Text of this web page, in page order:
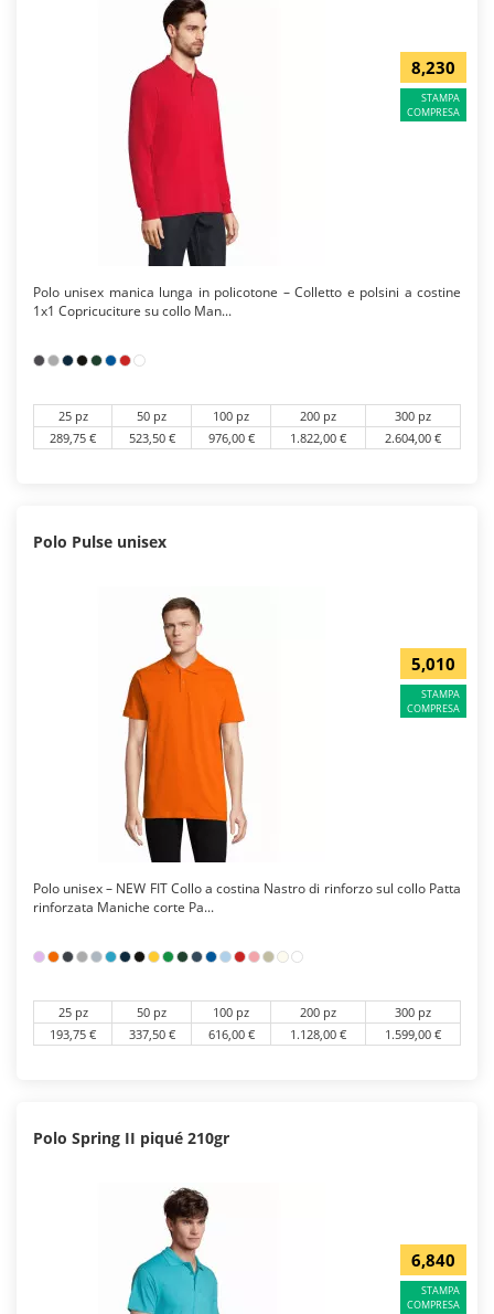
8,230
STAMPA
COMPRESA
Polo unisex manica lunga in policotone – Colletto e polsini a costine
1x1 Copricuciture su collo Man...
25 pz 50 pz 100 pz 200 pz
300 pz
289,75 €
523,50 € 976,00 € 1.822,00 € 2.604,00 €
Polo Pulse unisex
5,010
STAMPA
COMPRESA
Polo unisex – NEW FIT Collo a costina Nastro di rinforzo sul collo Patta
rinforzata Maniche corte Pa...
25 pz 50 pz 100 pz 200 pz
300 pz
193,75 €
337,50 € 616,00 € 1.128,00 € 1.599,00 €
Polo Spring II piqué 210gr
6,840
STAMPA
COMPRESA